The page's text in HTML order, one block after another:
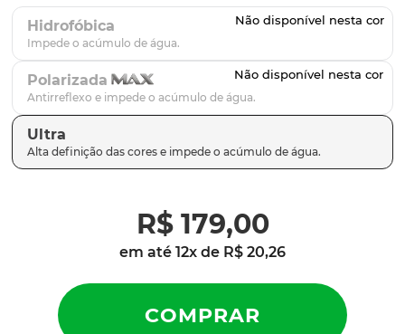
Hidrofóbica
Polarizada
Ultra
R$ 179,00
em até 12x de R$ 20,26